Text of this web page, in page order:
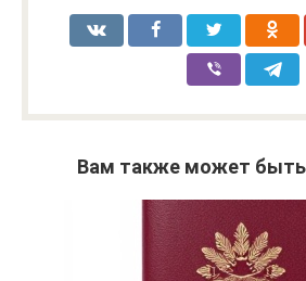
Вам также может быть